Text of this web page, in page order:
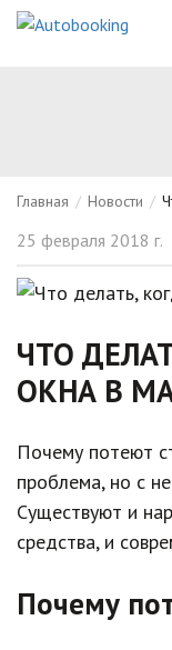
Главная / Новости /
25 февраля 2018 г.
ЧТО
ОКНА В
Почему потеют
проблема, но с
Существуют и
средства, и
Почему